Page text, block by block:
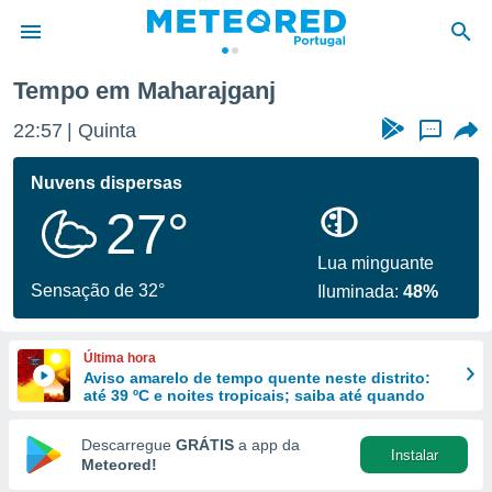
da
foi
fornecidas
a este
das
e
forma
digital
Tempo em Maharajganj
22:58 Quinta ...
Nuvens dispersas
27°
Sensação de 32°
Lua minguante
Iluminada:48%
Última hora
Aviso amarelo de tempo quente neste distrito:
até 39 ºC e noites tropicais; saiba até quando
Descarregue GRÁTIS a app da
Meteored!
Instalar